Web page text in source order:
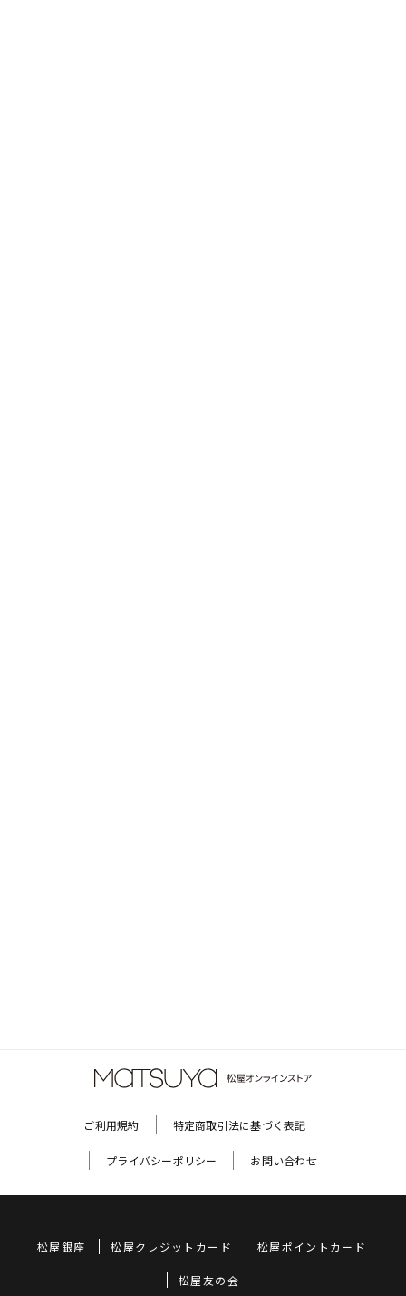
ご利用規約 特定商取引法に基づく表記
プライバシーポリシー お問い合わせ
松屋銀座 松屋クレジットカード 松屋ポイントカード
松屋友の会